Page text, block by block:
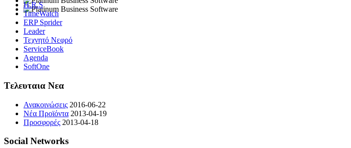
H.R.S
TimeWatch
ERP Sprider
Leader
Τεχνητό Νεφρό
ServiceBook
Agenda
SoftOne
Tελευταια Νεα
Ανακοινώσεις 2016-06-22
Νέα Προϊόντα 2013-04-19
Προσφορές 2013-04-18
Social Networks